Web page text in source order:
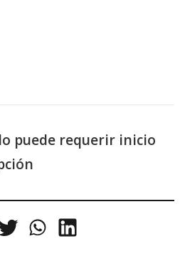
puede requerir inicio